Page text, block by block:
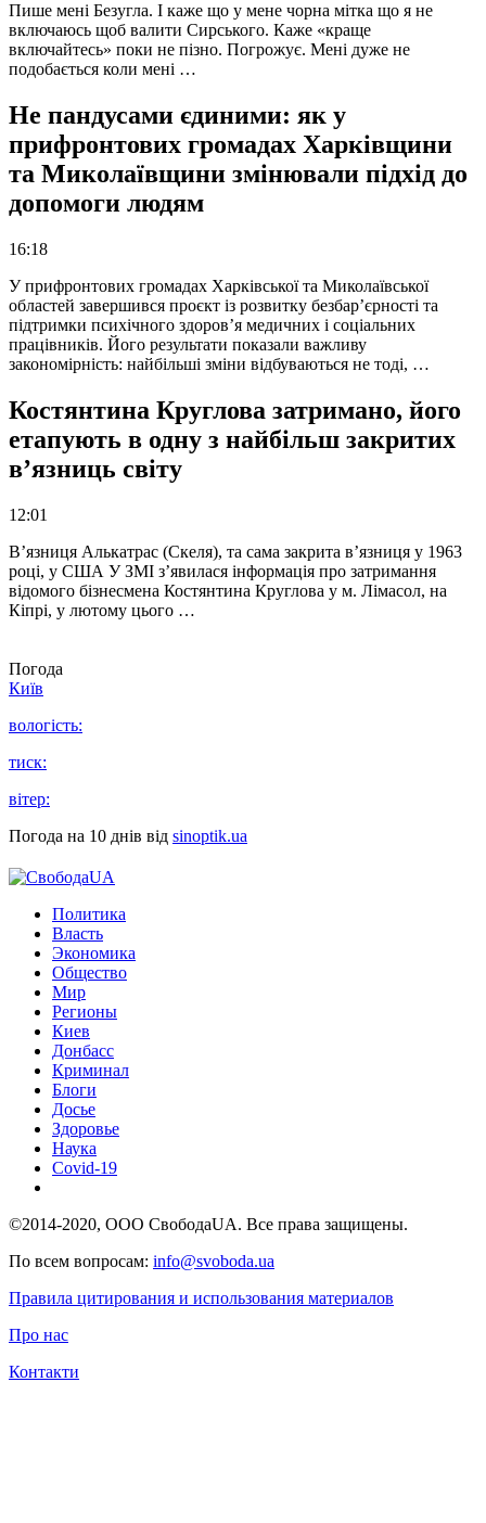
Пише мені Безугла. І каже що у мене чорна мітка що я не
включаюсь щоб валити Сирського. Каже «краще
включайтесь» поки не пізно. Погрожує. Мені дуже не
подобається коли мені …
Не пандусами єдиними: як у
прифронтових громадах Харківщини
та Миколаївщини змінювали підхід до
допомоги людям
16:18
У прифронтових громадах Харківської та Миколаївської
областей завершився проєкт із розвитку безбар’єрності та
підтримки психічного здоров’я медичних і соціальних
працівників. Його результати показали важливу
закономірність: найбільші зміни відбуваються не тоді, …
Костянтина Круглова затримано, його
етапують в одну з найбільш закритих
в’язниць світу
12:01
В’язниця Алькатрас (Скеля), та сама закрита в’язниця у 1963
році, у США У ЗМІ з’явилася інформація про затримання
відомого бізнесмена Костянтина Круглова у м. Лімасол, на
Кіпрі, у лютому цього …
Погода
Київ
вологість:
тиск:
вітер:
Погода на 10 днів від sinoptik.ua
Политика
Власть
Экономика
Общество
Мир
Регионы
Киев
Донбасс
Криминал
Блоги
Досье
Здоровье
Наука
Covid-19
©2014-2020, ООО СвободаUA. Все права защищены.
По всем вопросам: info@svoboda.ua
Правила цитирования и использования материалов
Про нас
Контакти